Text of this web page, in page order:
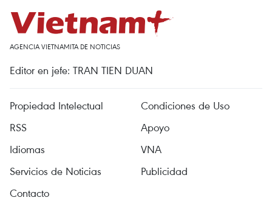
AGENCIA VIETNAMITA DE NOTICIAS
Editor en jefe: TRAN TIEN DUAN
Propiedad Intelectual
Condiciones de Uso
RSS
Apoyo
Idiomas
VNA
Servicios de Noticias
Publicidad
Contacto